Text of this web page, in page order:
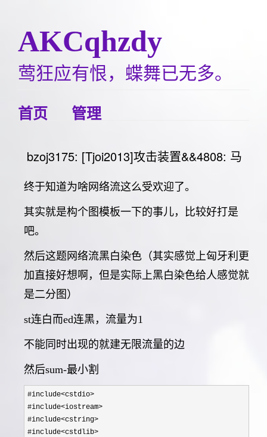
AKCqhzdy
莺狂应有恨，蝶舞已无多。
首页 管理
bzoj3175: [Tjoi2013]攻击装置&&4808: 马
终于知道为啥网络流这么受欢迎了。
其实就是构个图模板一下的事儿，比较好打是
吧。
然后这题网络流黑白染色（其实感觉上匈牙利更
加直接好想啊，但是实际上黑白染色给人感觉就
是二分图）
st连白而ed连黑，流量为1
不能同时出现的就建无限流量的边
然后sum-最小割
#include<cstdio>
#include<iostream>
#include<cstring>
#include<cstdlib>